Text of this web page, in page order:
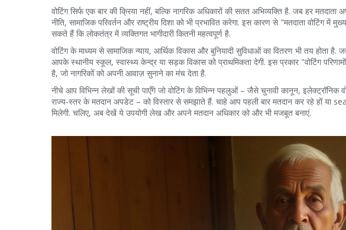
वोटिंग सिर्फ एक बार की क्रिया नहीं, बल्कि नागरिक अधिकारों की सतत अभिव्यक्ति है. जब हर
नीति, सामाजिक परिवर्तन और राष्ट्रीय दिशा को भी प्रभावित करेगा. इस कारण से "मतदाता वोटिंग
सकते हैं कि लोकतंत्र में व्यक्तिगत भागीदारी कितनी महत्वपूर्ण है.
वोटिंग के माध्यम से सामाजिक न्याय, आर्थिक विकास और बुनियादी सुविधाओं का वितरण भी तय होता
आपके स्थानीय स्कूल, स्वास्थ्य केन्द्र या सड़क विकास को प्राथमिकता देगी. इस प्रकार "वोटिंग
है, जो नागरिकों को अपनी आवाज़ सुनाने का मंच देता है.
नीचे आप विभिन्न लेखों की सूची पाएँगे जो वोटिंग के विभिन्न पहलुओं – जैसे चुनावी कानून, इलेक्ट्रॉनिक
राज्य‑स्तर के मतदान अपडेट – को विस्तार से समझाते हैं. चाहे आप पहली बार मतदान कर रहे हों
मिलेगी. चलिए, अब देखें ये उपयोगी लेख और अपने मतदान अधिकार को और भी मजबूत बनाएं.